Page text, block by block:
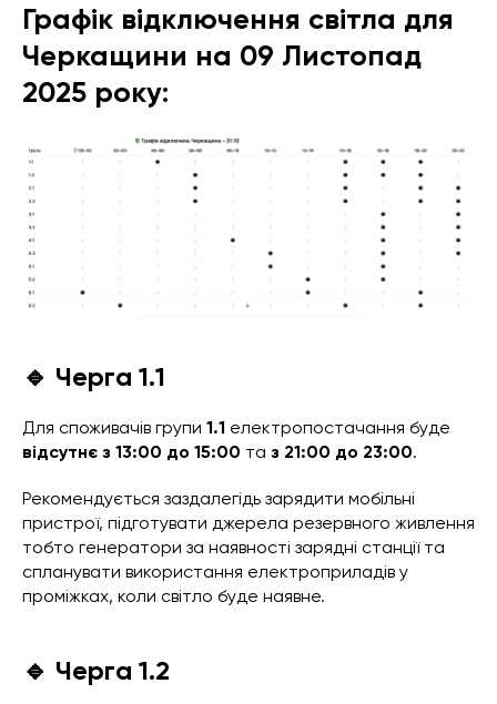
Графік відключення світла для
Черкащини на 09 Листопад
2025 року:
🔹 Черга 1.1
Для споживачів групи 1.1 електропостачання буде
відсутнє з 13:00 до 15:00 та з 21:00 до 23:00.
Рекомендується заздалегідь зарядити мобільні
пристрої, підготувати джерела резервного живлення
тобто генератори за наявності зарядні станції та
спланувати використання електроприладів у
проміжках, коли світло буде наявне.
🔹 Черга 1.2